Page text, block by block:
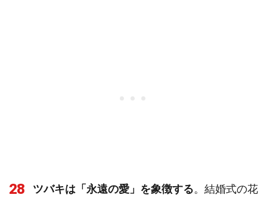
28 ツバキは「永遠の愛」を象徴する。結婚式の花